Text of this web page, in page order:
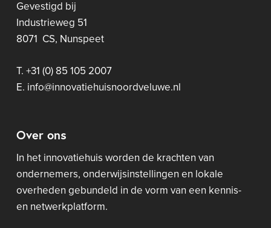
Gevestigd bij
Industrieweg 51
8071 CS, Nunspeet
T. +31 (0) 85 105 2007
E. info@innovatiehuisnoordveluwe.nl
Over ons
In het innovatiehuis worden de krachten van
ondernemers, onderwijsinstellingen en lokale
overheden gebundeld in de vorm van een kennis-
en netwerkplatform.